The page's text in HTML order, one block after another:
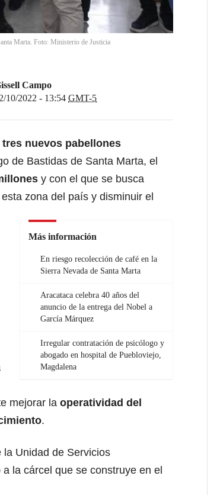
Marta. Foto: Ministerio de Justicia
Campo
10/2022 - 13:54 GMT-5
tres nuevos pabellones
de Bastidas de Santa Marta, el
y con el que se busca
zona del país y disminuir el
Más información
En riesgo recolección de café en la
Sierra Nevada de Santa Marta
Aracataca celebra 40 años del
anuncio de la entrega del Nobel a
García Márquez
Irregular contratación de psicólogo y
abogado en hospital de Puebloviejo,
Magdalena
mejorar la operatividad del
.
Unidad de Servicios
la cárcel que se construye en el